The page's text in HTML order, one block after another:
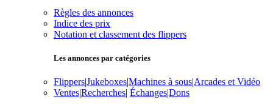
Règles des annonces
Indice des prix
Notation et classement des flippers
Les annonces par catégories
Flippers|Jukeboxes|Machines à sous|Arcades et Vidéo
Ventes|Recherches| Échanges|Dons